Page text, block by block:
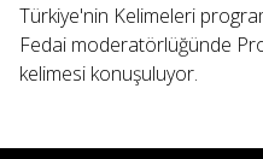
Türkiye'nin Kelimeleri
Fedai moderatörlüğünde
kelimesi konuşuluyor.